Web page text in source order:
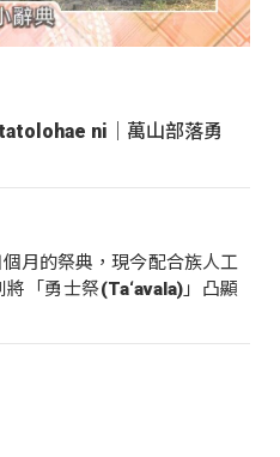
tatolohae ni｜萬山部落勇
月的祭典，現今配合族人工
「勇士祭(Ta‘avala)」凸顯